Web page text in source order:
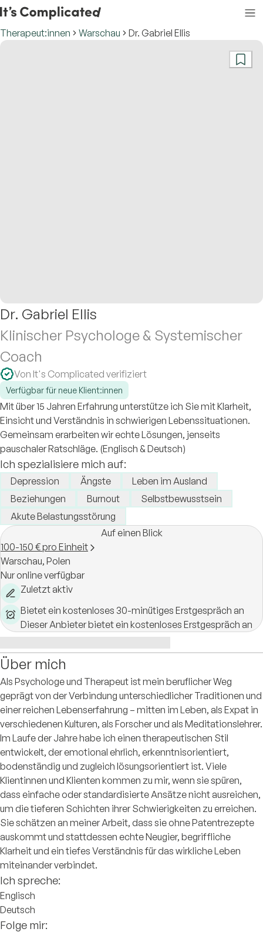
Therapeut:innen Warschau Dr. Gabriel Ellis
Dr. Gabriel Ellis
Klinischer Psychologe & Systemischer
Coach
Von It's Complicated verifiziert
Verfügbar für neue Klient:innen
Mit über 15 Jahren Erfahrung unterstütze ich Sie mit Klarheit,
Einsicht und Verständnis in schwierigen Lebenssituationen.
Gemeinsam erarbeiten wir echte Lösungen, jenseits
pauschaler Ratschläge. (Englisch & Deutsch)
Ich spezialisiere mich auf:
Depression Ängste
Leben im Ausland
Beziehungen
Burnout
Selbstbewusstsein
Akute Belastungsstörung
Auf einen Blick
100-150 € pro Einheit
Warschau, Polen
Nur online verfügbar
Zuletzt aktiv
Bietet ein kostenloses 30-minütiges Erstgespräch an
Dieser Anbieter bietet ein kostenloses Erstgespräch an
Über mich
Als Psychologe und Therapeut ist mein beruflicher Weg
geprägt von der Verbindung unterschiedlicher Traditionen und
einer reichen Lebenserfahrung – mitten im Leben, als Expat in
verschiedenen Kulturen, als Forscher und als Meditationslehrer.
Im Laufe der Jahre habe ich einen therapeutischen Stil
entwickelt, der emotional ehrlich, erkenntnisorientiert,
bodenständig und zugleich lösungsorientiert ist. Viele
Klientinnen und Klienten kommen zu mir, wenn sie spüren,
dass einfache oder standardisierte Ansätze nicht ausreichen,
um die tieferen Schichten ihrer Schwierigkeiten zu erreichen.
Sie schätzen an meiner Arbeit, dass sie ohne Patentrezepte
auskommt und stattdessen echte Neugier, begriffliche
Klarheit und ein tiefes Verständnis für das wirkliche Leben
miteinander verbindet.
Ich spreche:
Englisch
Deutsch
Folge mir: